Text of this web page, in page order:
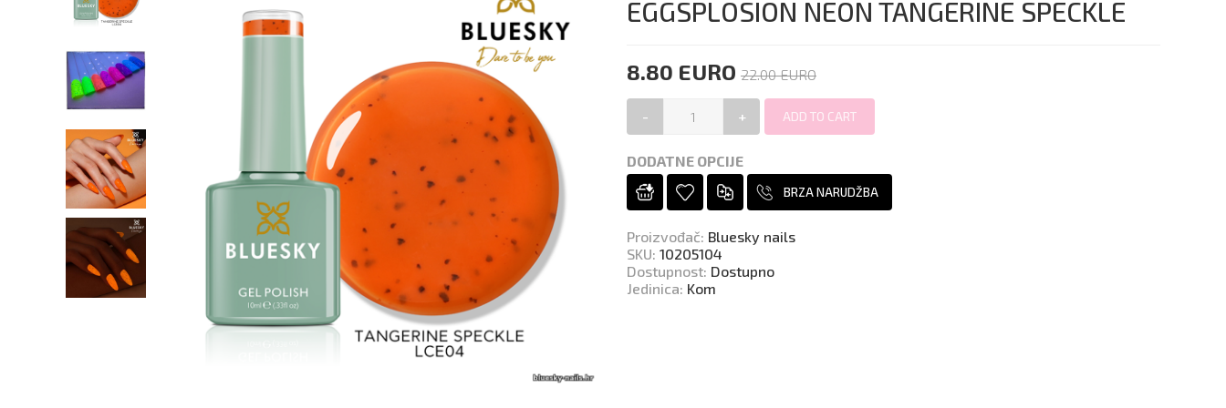
EGGSPLOSION NEON TANGERINE SPECKLE
8.80 EURO 22.00 EURO
- +
DODATNE OPCIJE
BRZA NARUDŽBA
Proizvođač: Bluesky nails
SKU: 10205104
Dostupnost: Dostupno
Jedinica: Kom